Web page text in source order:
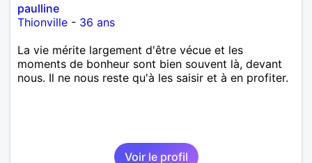
paulline
Thionville - 36 ans
La vie mérite largement d'être vécue et les
moments de bonheur sont bien souvent là, devant
nous. Il ne nous reste qu'à les saisir et à en profiter.
Voir le profil